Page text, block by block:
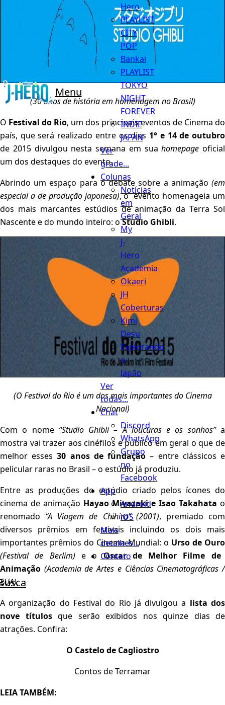
Menu
Hero
PLAYLIST
CITY
POP
Bankai
PLAYLIST
TOKYO
NIGHT
FOREVER
INDIE
JAPAN
Ver
grade...
Colunas
Notícias
em
Geral
My
J-
Hero
Academia
Okaeri
JH
Coberturas
Kimi
Desu
Explorando
o
Japão
Ver
todas...
Chat
Discord
WhatsApp
Grupo
no
Facebook
App
Android
iOS
Mais
detalhes...
Contato
(30 anos de história em homenagem no Brasil)
O Festival do Rio, um dos principais eventos de Cinema do
país, que será realizado entre os dias 1° e 14 de outubro
de 2015 divulgou nesta semana em suahomepage oficial
um dos destaques do evento.
Abrindo um espaço para o debate sobre a animação (em
especial a de produção japonesa), o evento homenageia um
dos mais marcantes estúdios de animação da Terra Sol
Nascente e do mundo inteiro: oStudio Ghibli.
(O Festival do Rio é um dos mais importantes do Cinema
Nacional)
Com o nome“Studio Ghibli – A loucuras e os sonhos”a
mostra vai trazer aos cinéfilos e público em geral o que de
melhor esses30 anos de fundação – entre clássicos e
pelicular raras no Brasil – o estúdio já produziu.
Entre as produções do estúdio criado pelos ícones do
cinema de animação Hayao Miyazaki e Isao Takahata o
renomado “A Viagem de Chihiro” (2001), premiado com
diversos prêmios em festivais incluindo os dois mais
importantes prêmios do Cinema Mundial: o Urso de Ouro
(Festival de Berlim) e oOscar de Melhor Filme de
Animação (Academia de Artes e Ciências Cinematográficas /
EUA).
A organização do Festival do Rio já divulgou a lista dos
nove títulos que serão exibidos nos quinze dias de
atrações. Confira:
O Castelo de Cagliostro
Contos de Terramar
LEIA TAMBÉM: